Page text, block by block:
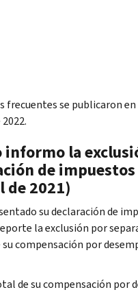
frecuentes se publicaron en
informo la
de
de 2021)
su declaración de
la exclusión por
compensación por
de su compensación por